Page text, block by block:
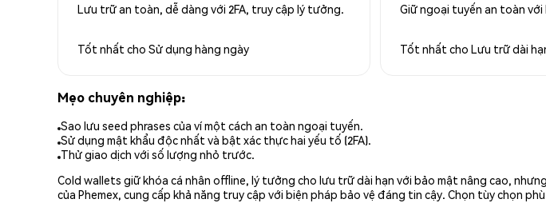
Lưu trữ an toàn, dễ dàng với 2FA, truy cập lý tưởng.
Tốt nhất cho Sử dụng hàng ngày
Giữ ngoại tuyến an toàn với
Tốt nhất cho Lưu trữ dài
Mẹo chuyên nghiệp:
Sao lưu seed phrases của ví một cách an toàn ngoại tuyến.
Sử dụng mật khẩu độc nhất và bật xác thực hai yếu tố (2FA).
Thử giao dịch với số lượng nhỏ trước.
Cold wallets giữ khóa cá nhân offline, lý tưởng cho lưu trữ dài hạn với bảo mật nâng cao,
của Phemex, cung cấp khả năng truy cập với biện pháp bảo vệ đáng tin cậy. Chọn tùy chọn